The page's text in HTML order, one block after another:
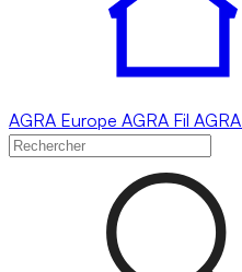
AGRA Europe AGRA Fil AGRA